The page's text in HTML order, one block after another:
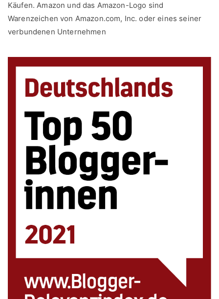
Käufen. Amazon und das Amazon-Logo sind
Warenzeichen von Amazon.com, Inc. oder eines seiner
verbundenen Unternehmen